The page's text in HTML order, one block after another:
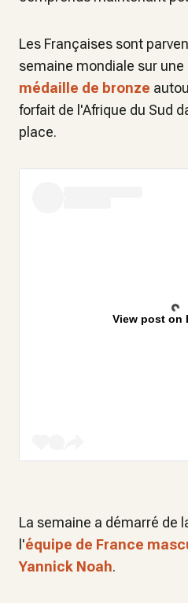
Les Françaises sont
semaine mondiale sur
médaille de bronze
forfait de l'Afrique du Sud
place.
View post on
La semaine a démarré de
l'équipe de France
Yannick Noah.